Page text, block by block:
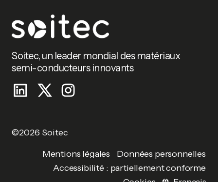
Soitec, un leader mondial des matériaux
semi-conducteurs innovants
©2026 Soitec
Mentions légales
Données personnelles
Accessibilité : partiellement conforme